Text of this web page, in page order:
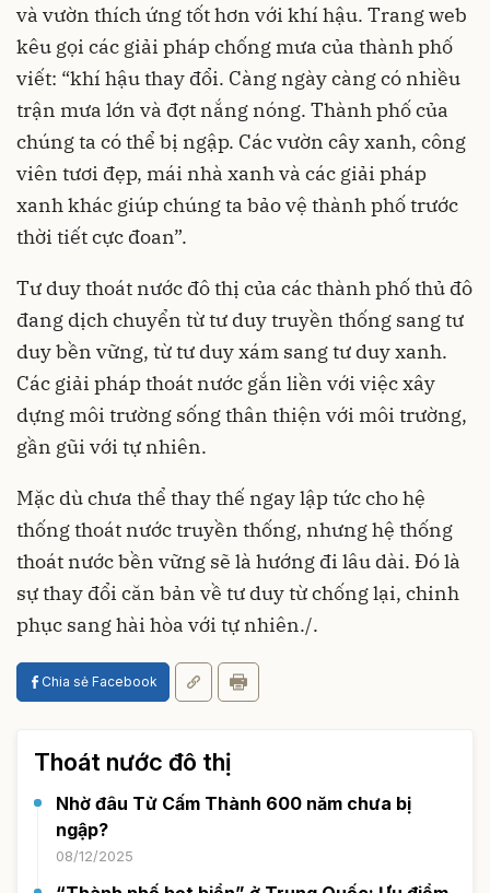
và vườn thích ứng tốt hơn với khí hậu. Trang web
kêu gọi các giải pháp chống mưa của thành phố
viết: “khí hậu thay đổi. Càng ngày càng có nhiều
trận mưa lớn và đợt nắng nóng. Thành phố của
chúng ta có thể bị ngập. Các vườn cây xanh, công
viên tươi đẹp, mái nhà xanh và các giải pháp
xanh khác giúp chúng ta bảo vệ thành phố trước
thời tiết cực đoan”.
Tư duy thoát nước đô thị của các thành phố thủ đô
đang dịch chuyển từ tư duy truyền thống sang tư
duy bền vững, từ tư duy xám sang tư duy xanh.
Các giải pháp thoát nước gắn liền với việc xây
dựng môi trường sống thân thiện với môi trường,
gần gũi với tự nhiên.
Mặc dù chưa thể thay thế ngay lập tức cho hệ
thống thoát nước truyền thống, nhưng hệ thống
thoát nước bền vững sẽ là hướng đi lâu dài. Đó là
sự thay đổi căn bản về tư duy từ chống lại, chinh
phục sang hài hòa với tự nhiên./.
Chia sẻ Facebook
Thoát nước đô thị
Nhờ đâu Tử Cấm Thành 600 năm chưa bị
ngập?
08/12/2025